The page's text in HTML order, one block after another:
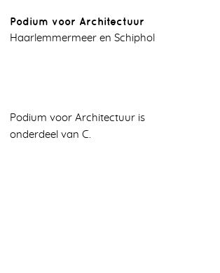
Podium voor Architectuur
Haarlemmermeer en Schiphol
Podium voor Architectuur is
onderdeel van C.